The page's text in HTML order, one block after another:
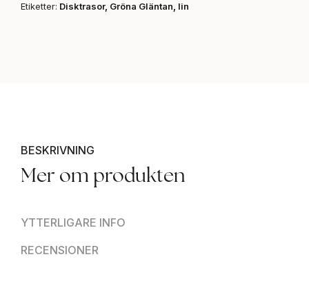
Etiketter: Disktrasor, Gröna Gläntan, lin
BESKRIVNING
YTTERLIGARE INFO
RECENSIONER
Mer om produkten